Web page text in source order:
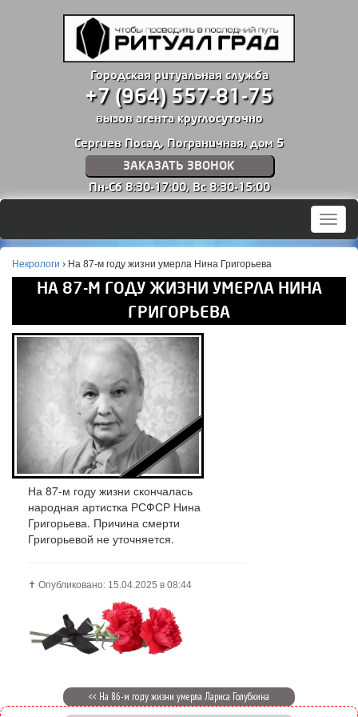
Городская ритуальная служба
+7 (964) 557-81-75
вызов агента круглосуточно
Сергиев Посад, Пограничная, дом 5
ЗАКАЗАТЬ ЗВОНОК
Пн-Сб 8:30-17:00, Вс 8:30-15:00
Меню
Некрологи › На 87-м году жизни умерла Нина Григорьева
НА 87-М ГОДУ ЖИЗНИ УМЕРЛА НИНА
ГРИГОРЬЕВА
На 87-м году жизни скончалась
народная артистка РСФСР Нина
Григорьева. Причина смерти
Григорьевой не уточняется.
✝️ Опубликовано: 15.04.2025 в 08:44
<< На 86-м году жизни умерла Лариса Голубкина